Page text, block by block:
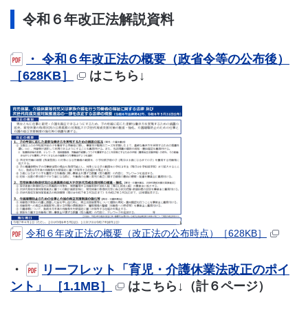
令和６年改正法解説資料
・ 令和６年改正法の概要（政省令等の公布後）
［628KB］
はこちら↓
令和６年改正法の概要（改正法の公布時点）［628KB］
・
リーフレット「育児・介護休業法改正のポイ
ント」 ［1.1MB］
はこちら↓（計６ページ）